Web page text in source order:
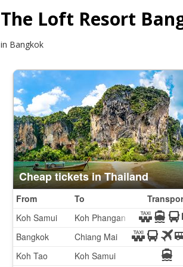
The Loft Resort
in Bangkok